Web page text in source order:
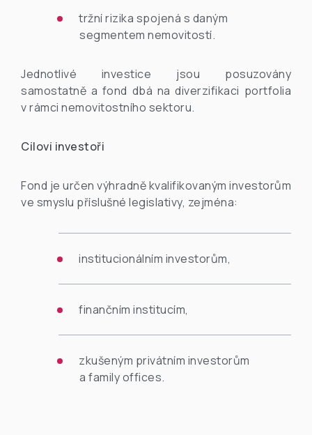
tržní rizika spojená s daným
segmentem nemovitostí.
Jednotlivé investice jsou posuzovány
samostatně a fond dbá na diverzifikaci portfolia
v rámci nemovitostního sektoru.
Cíloví investoři
Fond je určen výhradně kvalifikovaným investorům
ve smyslu příslušné legislativy, zejména:
institucionálním investorům,
finančním institucím,
zkušeným privátním investorům
a family offices.